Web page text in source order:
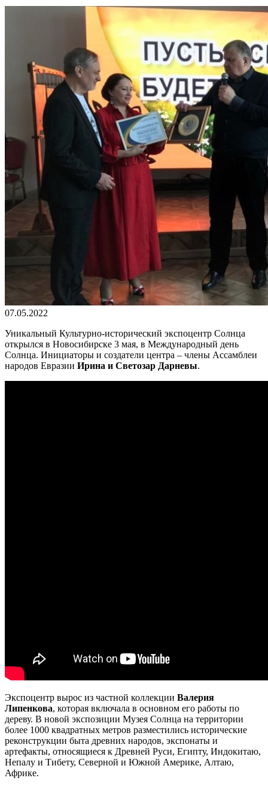
07.05.2022
Уникальный Культурно-исторический экспоцентр Солнца
открылся в Новосибирске 3 мая, в Международный день
Солнца. Инициаторы и создатели центра – члены Ассамблеи
народов Евразии Ирина и Светозар Дарневы.
Экспоцентр вырос из частной коллекции Валерия
Липенкова, которая включала в основном его работы по
дереву. В новой экспозиции Музея Солнца на территории
более 1000 квадратных метров разместились исторические
реконструкции быта древних народов, экспонаты и
артефакты, относящиеся к Древней Руси, Египту, Индокитаю,
Непалу и Тибету, Северной и Южной Америке, Алтаю,
Африке.